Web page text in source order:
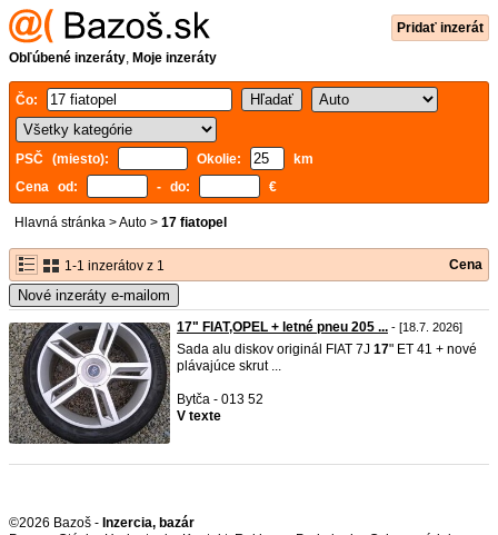
Pridať inzerát
Obľúbené inzeráty, Moje inzeráty
Čo:
PSČ (miesto): Okolie:
km
Cena od:
- do: €
Hlavná stránka >Auto > 17 fiatopel
1-1 inzerátov z 1 Cena
Nové inzeráty e-mailom
17" FIAT,OPEL + letné pneu 205 ... - [18.7. 2026]
Sada alu diskov originál FIAT 7J 17" ET 41 + nové
plávajúce skrut ...
Bytča - 013 52
V texte
©2026 Bazoš - Inzercia, bazár